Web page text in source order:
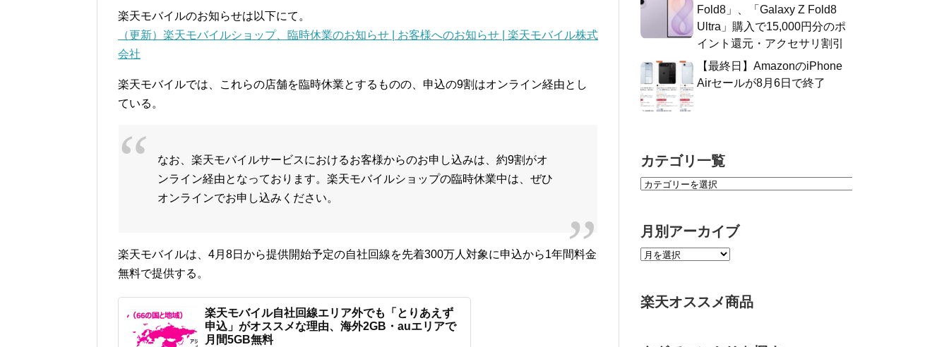
楽天モバイルのお知らせは以下にて。
（更新）楽天モバイルショップ、臨時休業のお知らせ | お客様へのお知らせ | 楽天モバイル株式
会社
楽天モバイルでは、これらの店舗を臨時休業とするものの、申込の9割はオンライン経由とし
ている。
なお、楽天モバイルサービスにおけるお客様からのお申し込みは、約9割がオ
ンライン経由となっております。楽天モバイルショップの臨時休業中は、ぜひ
オンラインでお申し込みください。
楽天モバイルは、4月8日から提供開始予定の自社回線を先着300万人対象に申込から1年間料金
無料で提供する。
楽天モバイル自社回線エリア外でも「とりあえず
申込」がオススメな理由、海外2GB・auエリアで
月間5GB無料
Fold8」、「Galaxy Z Fold8
Ultra」購入で15,000円分のポ
イント還元・アクセサリ割引
【最終日】AmazonのiPhone
Airセールが8月6日で終了
カテゴリ一覧
月別アーカイブ
楽天オススメ商品